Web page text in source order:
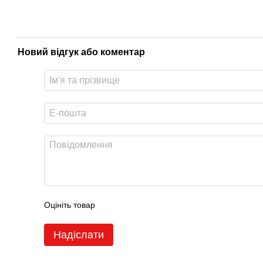
Новий відгук або коментар
Оцініть товар
Надіслати